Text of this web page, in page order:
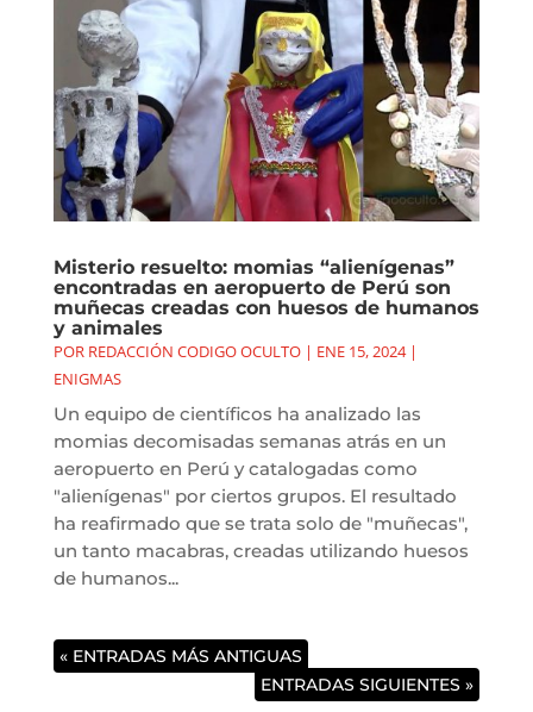
Misterio resuelto: momias “alienígenas”
encontradas en aeropuerto de Perú son
muñecas creadas con huesos de humanos
y animales
POR REDACCIÓN CODIGO OCULTO| ENE 15, 2024|
ENIGMAS
Un equipo de científicos ha analizado las
momias decomisadas semanas atrás en un
aeropuerto en Perú y catalogadas como
"alienígenas" por ciertos grupos. El resultado
ha reafirmado que se trata solo de "muñecas",
un tanto macabras, creadas utilizando huesos
de humanos...
« ENTRADAS MÁS ANTIGUAS
ENTRADAS SIGUIENTES »